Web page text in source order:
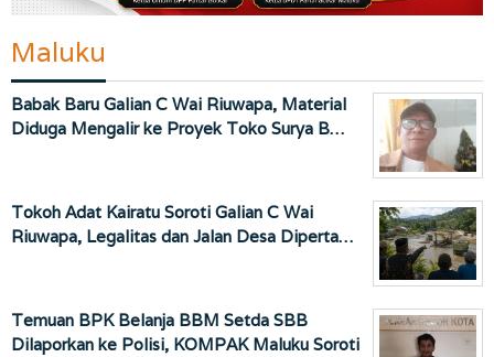
Maluku
Babak Baru Galian C Wai Riuwapa, Material
Diduga Mengalir ke Proyek Toko Surya B…
Tokoh Adat Kairatu Soroti Galian C Wai
Riuwapa, Legalitas dan Jalan Desa Diperta…
Temuan BPK Belanja BBM Setda SBB
Dilaporkan ke Polisi, KOMPAK Maluku Soroti